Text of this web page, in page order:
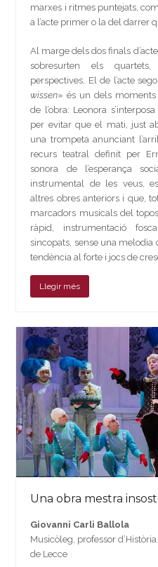
marxes i ritmes puntejats,
a l’acte primer o la del darrer
Al marge dels dos finals
sobresurten els
perspectives. El de l’acte
wissen» és un dels
de l’obra: Leonora
per evitar que el mati, just
una trompeta anunciant
recurs teatral definit per
sonora de l’esperança
instrumental de les veus,
altres obres anteriors i que,
marcadors musicals del
ràpid, instrumentació
sincopats, sense una
tendència al forte i jocs de
Llegir més
Una obra mestra
Giovanni Carli Ballola
Musicòleg, professor
de Lecce